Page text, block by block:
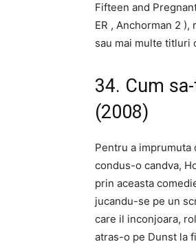
Fifteen and
ER , Anchorman 2
sau mai multe titluri
34. Cum
(2008)
Pentru a
condus-o candva,
prin aceasta
jucandu-se pe un
care il inconjoara,
atras-o pe Dunst la